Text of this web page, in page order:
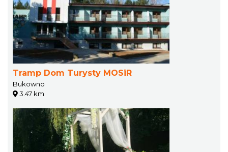
Tramp Dom Turysty MOSiR
Bukowno
3.47 km